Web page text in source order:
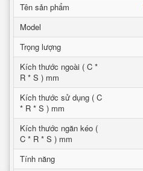
Tên sản phẩm
Model
Trọng lượng
Kích thước ngoài ( C *
R * S ) mm
Kích thước sử dụng ( C
* R * S ) mm
Kích thước ngăn kéo (
C * R * S ) mm
Tính năng